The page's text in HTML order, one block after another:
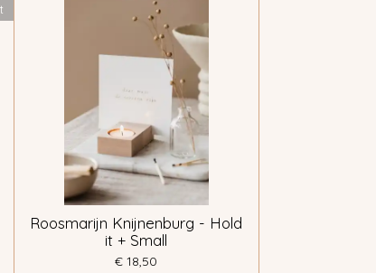
Roosmarijn Knijnenburg - Hold
it + Small
€ 18,50